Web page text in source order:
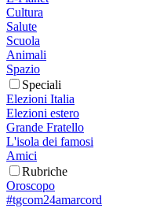
Cultura
Salute
Scuola
Animali
Spazio
Speciali
Elezioni Italia
Elezioni estero
Grande Fratello
L'isola dei famosi
Amici
Rubriche
Oroscopo
#tgcom24amarcord